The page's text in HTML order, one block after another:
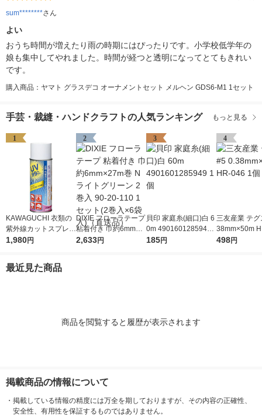
sum********さん
よい
おうち時間が増えたり雨の時期にはぴったりです。小学校低学年の
娘も集中してやれました。時間が経つと透明になってとてもきれい
です。
購入商品：ヤマト グラスデコ オーナメントセット メルヘン GDS6-M1 1セット
手芸・裁縫・ハンドクラフトの人気ランキング もっと見る
1
KAWAGUCHI 衣類の
紫外線カットスプレー
420ml 10-191 1個
1,980円
2
DIXIE フローラテープ
粘着付き 巾約6mm×2
7m巻 Nライトグリー
2,633円
3
貝印 家庭糸(細口)白 6
0m 4901601285949
1個
185円
4
三友産業 テグ
38mm×50m
1個
498円
最近見た商品
商品を閲覧すると履歴が表示されます
掲載商品の情報について
・ 掲載している情報の精度には万全を期しておりますが、その内容の正確性、
安全性、有用性を保証するものではありません。